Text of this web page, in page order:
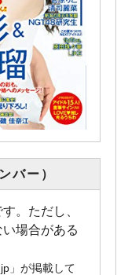
バー）
。ただし、
場合がある
」が掲載して